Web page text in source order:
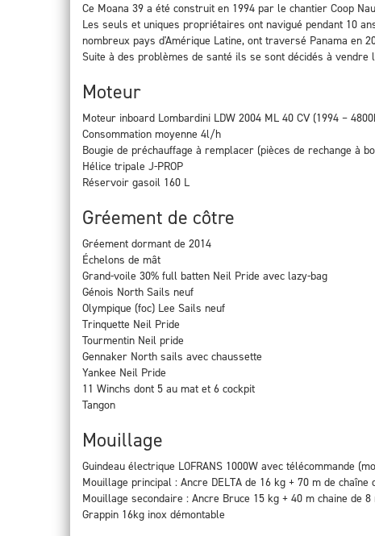
Ce Moana 39 a été construit en 1994 par le chantier Coop
Les seuls et uniques propriétaires ont navigué pendant 10
nombreux pays d'Amérique Latine, ont traversé Panama en
Suite à des problèmes de santé ils se sont décidés à vendre
Moteur
Moteur inboard Lombardini LDW 2004 ML 40 CV (1994 –
Consommation moyenne 4l/h
Bougie de préchauffage à remplacer (pièces de rechange à
Hélice tripale J-PROP
Réservoir gasoil 160 L
Gréement de côtre
Gréement dormant de 2014
Échelons de mât
Grand-voile 30% full batten Neil Pride avec lazy-bag
Génois North Sails neuf
Olympique (foc) Lee Sails neuf
Trinquette Neil Pride
Tourmentin Neil pride
Gennaker North sails avec chaussette
Yankee Neil Pride
11 Winchs dont 5 au mat et 6 cockpit
Tangon
Mouillage
Guindeau électrique LOFRANS 1000W avec télécommande
Mouillage principal : Ancre DELTA de 16 kg + 70 m de chaîne
Mouillage secondaire : Ancre Bruce 15 kg + 40 m chaine de 8
Grappin 16kg inox démontable